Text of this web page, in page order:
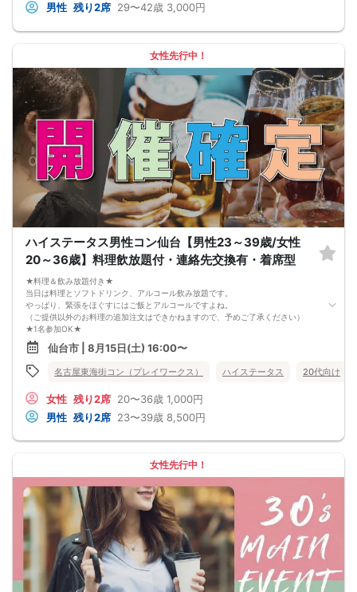
男性 残り2席 29〜42歳 3,000円
女性先行中！
ハイステータス男性コン仙台【男性23～39歳/女性
20～36歳】料理飲放題付・連絡先交換有・着席型
★料理＆飲み放題付き★
当日は料理とソフトドリンク、アルコール飲み放題です。
やっぱり、緊張をほぐすにはご飯とアルコールですよね。
（ご提供以外のお料理の追加注文はできかねますので、予めご了承ください）
★1名参加OK★
他の1名参加の方とペアになりますし、友達作りにも最適です。
基本的には２：２のグループトークとなります。
（１：１でのトークはございませんので、予めご了承ください）
★プロフィールカードにより会話のキッカケもバッチリ★
なんてことは絶対ありません！
プロフィールカードを活用し、「はじめまして」から会話を楽しみましょう。
★完全着席型・連絡先交換は自由★
換ができなかった」なんてことはありません。
（連絡先交換は席替え時間までに円滑に行ってください）
---------------------------
【お客様へのお願い】
1. ２名様以上でのご参加は必ず同性同士でお申し込みください。
2. 服装の指定はございません。多くのお客様はカジュアルな格好でおこしになら
れています。
3. 開催判断はイベント前日の時点で男性３名・女性３名以上のお申し込みからに
なりますが、当日に参加者のキャンセルで比率が崩れた場合や開催判断人数を下
回った場合、一切返金などの保証はいたしませんのでご了承ください。
4. イベントページ内の「お申し込み状況」等はキャンセルなどで当日の参加人
仙台市 | 8月15日(土) 16:00〜
名古屋東海街コン（プレイワークス） ハイステータス 20代向け
女性 残り2席 20〜36歳 1,000円
男性 残り2席 23〜39歳 8,500円
女性先行中！